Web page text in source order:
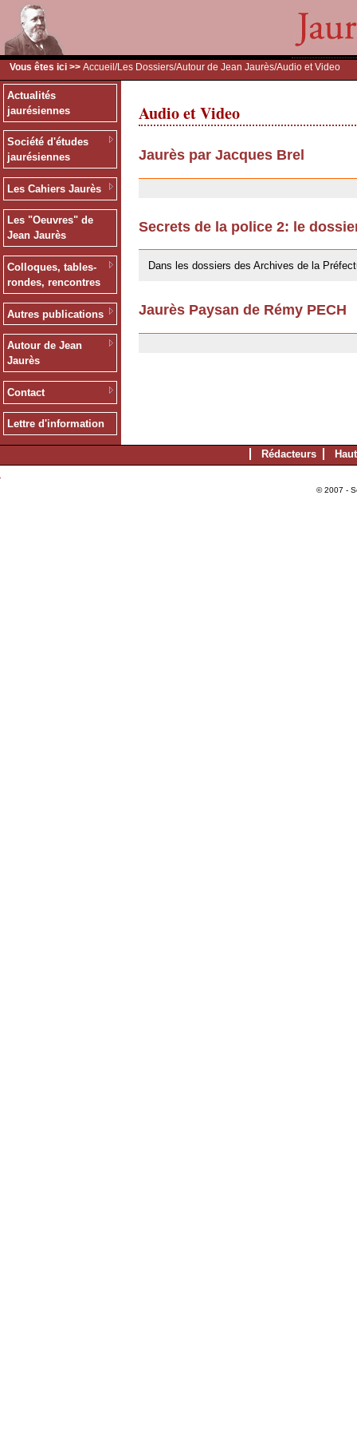
Vous êtes ici >> Accueil /Les Dossiers/Autour de Jean Jaurès/Audio et Video
Actualités
jaurésiennes
Société d'études
jaurésiennes
Les Cahiers Jaurès
Les "Oeuvres" de
Jean Jaurès
Colloques, tables-
rondes, rencontres
Autres publications
Autour de Jean
Jaurès
Contact
Lettre d'information
Audio et Video
Jaurès par Jacques Brel
Secrets de la police 2: le
Dans les dossiers des Archives de la
Jaurès Paysan de Rémy PECH
Rédacteurs
© 2007 -